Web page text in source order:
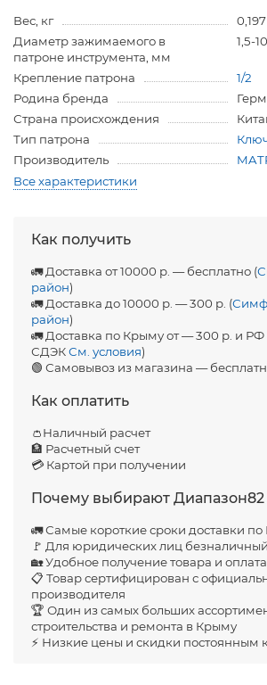
Вес, кг
0,197
Диаметр зажимаемого в
патроне инструмента, мм
1,5-10
Крепление патрона
1/2
Родина бренда
Страна происхождения
Тип патрона
Производитель
Все характеристики
Как получить
🚛 Доставка от 10000 р. — бесплатно (
район)
🚛 Доставка до 10000 р. — 300 р. (
район)
🚛 Доставка по Крыму от — 300 р. и
СДЭКСм. условия)
🟢 Самовывоз из магазина —
Как оплатить
👛Наличный расчет
🏦 Расчетный счет
💳 Картой при получении
Почему выбирают Диапазон82
🚛 Самые короткие сроки доставки
🚩 Для юридических лиц
🏡 Удобное получение товара и
📋 Товар сертифицирован с
производителя
🏆 Один из самых больших
строительства и ремонта в Крыму
⚡ Низкие цены и скидки постоянным